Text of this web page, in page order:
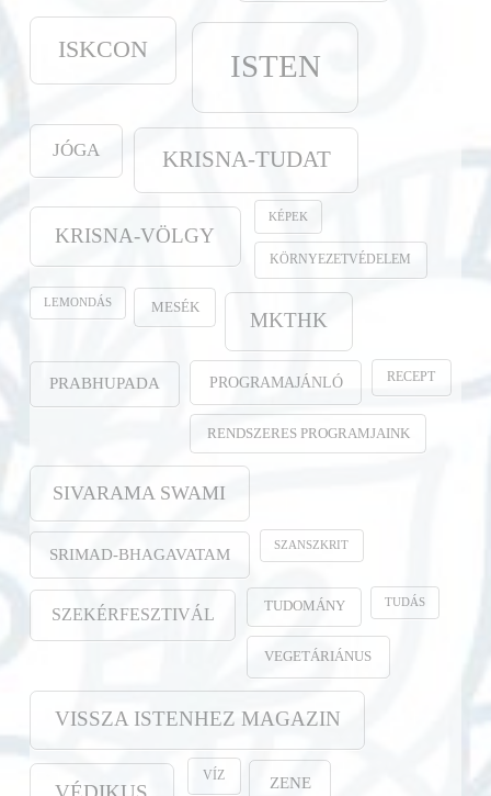
ISKCON ISTEN
JÓGA KRISNA-TUDAT
KRISNA-VÖLGY
KÉPEK
KÖRNYEZETVÉDELEM
LEMONDÁS MESÉK
MKTHK
PRABHUPADA PROGRAMAJÁNLÓ RECEPT
RENDSZERES PROGRAMJAINK
SIVARAMA SWAMI
SRIMAD-BHAGAVATAM SZANSZKRIT
SZEKÉRFESZTIVÁL TUDOMÁNY TUDÁS
VEGETÁRIÁNUS
VISSZA ISTENHEZ MAGAZIN
VÍZ ZENE